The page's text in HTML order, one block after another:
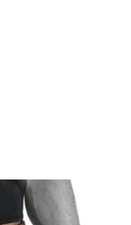
ou
pour la
sous les
par le
de
à